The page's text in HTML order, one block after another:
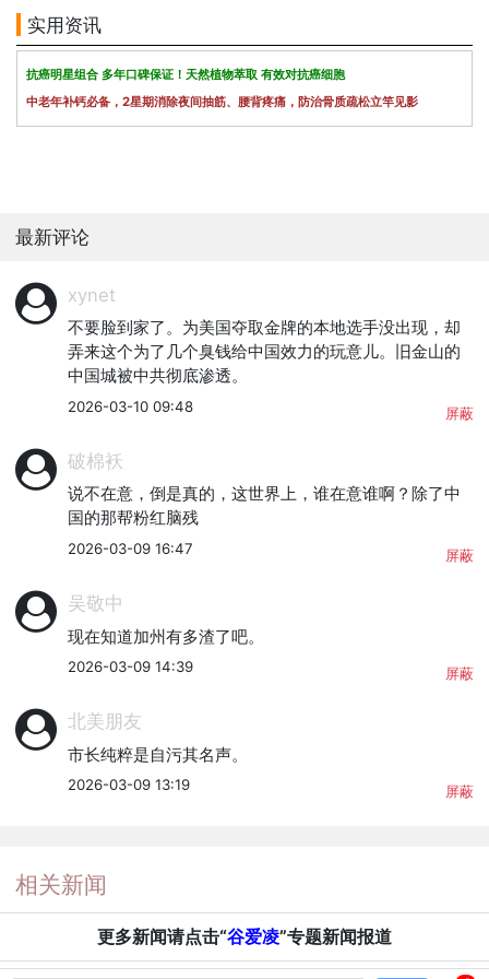
实用资讯
抗癌明星组合 多年口碑保证！天然植物萃取 有效对抗癌细胞
中老年补钙必备，2星期消除夜间抽筋、腰背疼痛，防治骨质疏松立竿见影
最新评论
xynet
不要脸到家了。为美国夺取金牌的本地选手没出现，却
弄来这个为了几个臭钱给中国效力的玩意儿。旧金山的
中国城被中共彻底渗透。
2026-03-10 09:48 屏蔽
破棉袄
说不在意，倒是真的，这世界上，谁在意谁啊？除了中
国的那帮粉红脑残
2026-03-09 16:47 屏蔽
吴敬中
现在知道加州有多渣了吧。
2026-03-09 14:39 屏蔽
北美朋友
市长纯粹是自污其名声。
2026-03-09 13:19 屏蔽
相关新闻
更多新闻请点击“谷爱凌”专题新闻报道